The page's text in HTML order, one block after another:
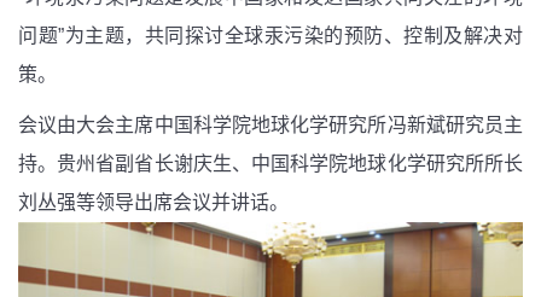
问题”为主题，共同探讨全球汞污染的预防、控制及解决对
策。
会议由大会主席中国科学院地球化学研究所冯新斌研究员主
持。贵州省副省长谢庆生、中国科学院地球化学研究所所长
刘丛强等领导出席会议并讲话。